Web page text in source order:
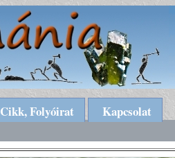
Cikk, Folyóirat
Kapcsolat